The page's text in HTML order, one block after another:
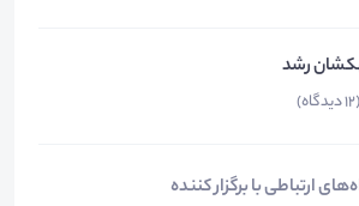
رشد
(12 دیدگاه)
ارتباطی با برگزار کننده